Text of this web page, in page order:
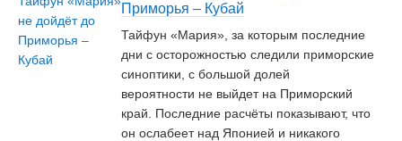
Приморья – Кубай
Тайфун «Мария», за которым последние
дни с осторожностью следили приморские
синоптики, с большой долей
вероятности не выйдет на Приморский
край. Последние расчёты показывают, что
он ослабеет над Японией и никакого